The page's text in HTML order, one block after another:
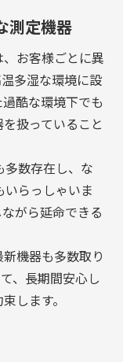
測定機器
お客様ごとに異
多湿な環境に設
酷な環境下でも
扱っていること
数存在し、な
らっしゃいま
がら延命できる
機器も多数取り
、長期間安心し
します。